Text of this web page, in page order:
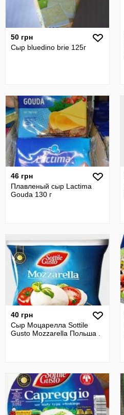
50 грн
Сыр bluedino brie 125г
46 грн
Плавленый сыр Lactima
Gouda 130 г
40 грн
Сыр Моцарелла Sottile
Gusto Mozzarella Польша .